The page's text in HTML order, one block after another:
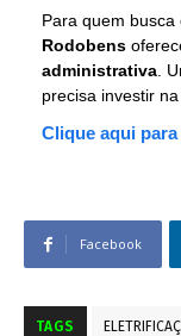
Para quem
Rodobens
administrativa .
precisa investir na
Clique aqui
Facebook
TAGS